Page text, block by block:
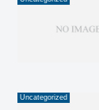
Uncategorized